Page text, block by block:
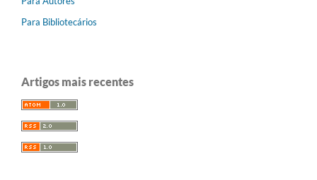
Para Bibliotecários
Artigos mais recentes